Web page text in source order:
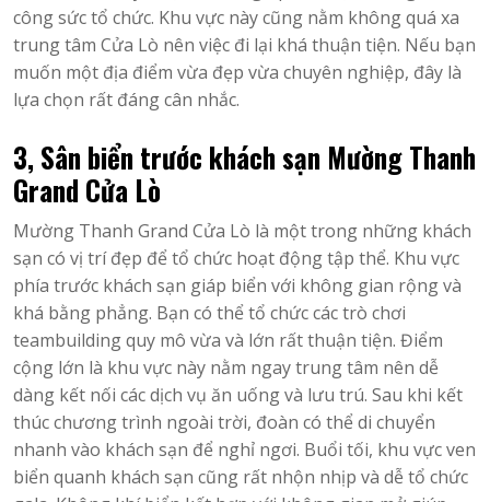
công sức tổ chức. Khu vực này cũng nằm không quá xa
trung tâm Cửa Lò nên việc đi lại khá thuận tiện. Nếu bạn
muốn một địa điểm vừa đẹp vừa chuyên nghiệp, đây là
lựa chọn rất đáng cân nhắc.
3, Sân biển trước khách sạn Mường Thanh
Grand Cửa Lò
Mường Thanh Grand Cửa Lò là một trong những khách
sạn có vị trí đẹp để tổ chức hoạt động tập thể. Khu vực
phía trước khách sạn giáp biển với không gian rộng và
khá bằng phẳng. Bạn có thể tổ chức các trò chơi
teambuilding quy mô vừa và lớn rất thuận tiện. Điểm
cộng lớn là khu vực này nằm ngay trung tâm nên dễ
dàng kết nối các dịch vụ ăn uống và lưu trú. Sau khi kết
thúc chương trình ngoài trời, đoàn có thể di chuyển
nhanh vào khách sạn để nghỉ ngơi. Buổi tối, khu vực ven
biển quanh khách sạn cũng rất nhộn nhịp và dễ tổ chức